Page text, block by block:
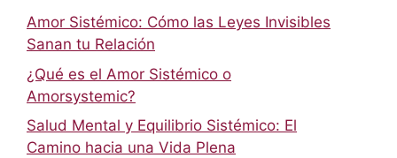
Amor Sistémico: Cómo las Leyes Invisibles
Sanan tu Relación
¿Qué es el Amor Sistémico o
Amorsystemic?
Salud Mental y Equilibrio Sistémico: El
Camino hacia una Vida Plena